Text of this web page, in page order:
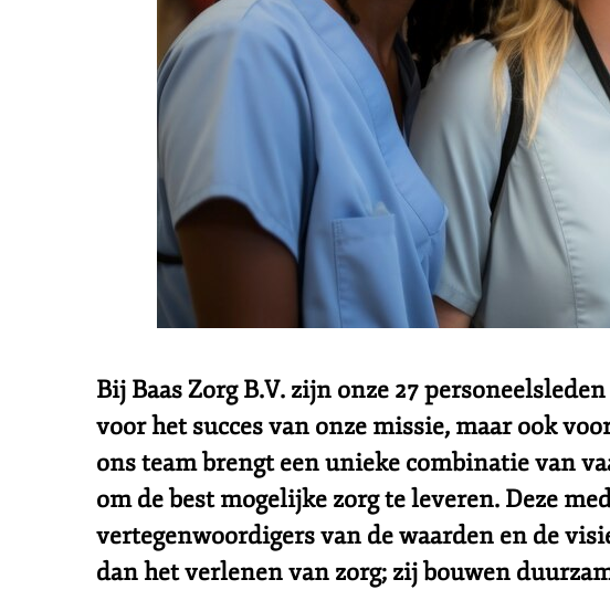
Bij Baas Zorg B.V. zijn onze 27
voor het succes van onze missie, maar ook
ons team brengt een unieke combinatie van
om de best mogelijke zorg te leveren. Deze
vertegenwoordigers van de waarden en de
dan het verlenen van zorg; zij bouwen